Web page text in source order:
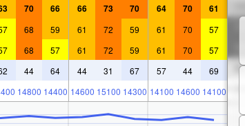
70 66 66 73 70 64 70 61
68 59 61 72 59 61 70 57
68 57 61 72 59 61 70 57
44 64 44 31 67 57 44 69
14800 14400 14600 15100 14300 14100 14600 14100